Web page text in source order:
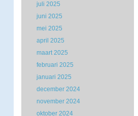
juli 2025
juni 2025
mei 2025
april 2025
maart 2025
februari 2025
januari 2025
december 2024
november 2024
oktober 2024